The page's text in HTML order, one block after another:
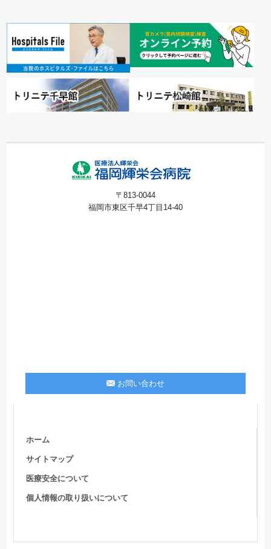
〒813-0044
福岡市東区千早4丁目14-40
お問い合わせ
ホーム
サイトマップ
医療安全について
個人情報の取り扱いについて